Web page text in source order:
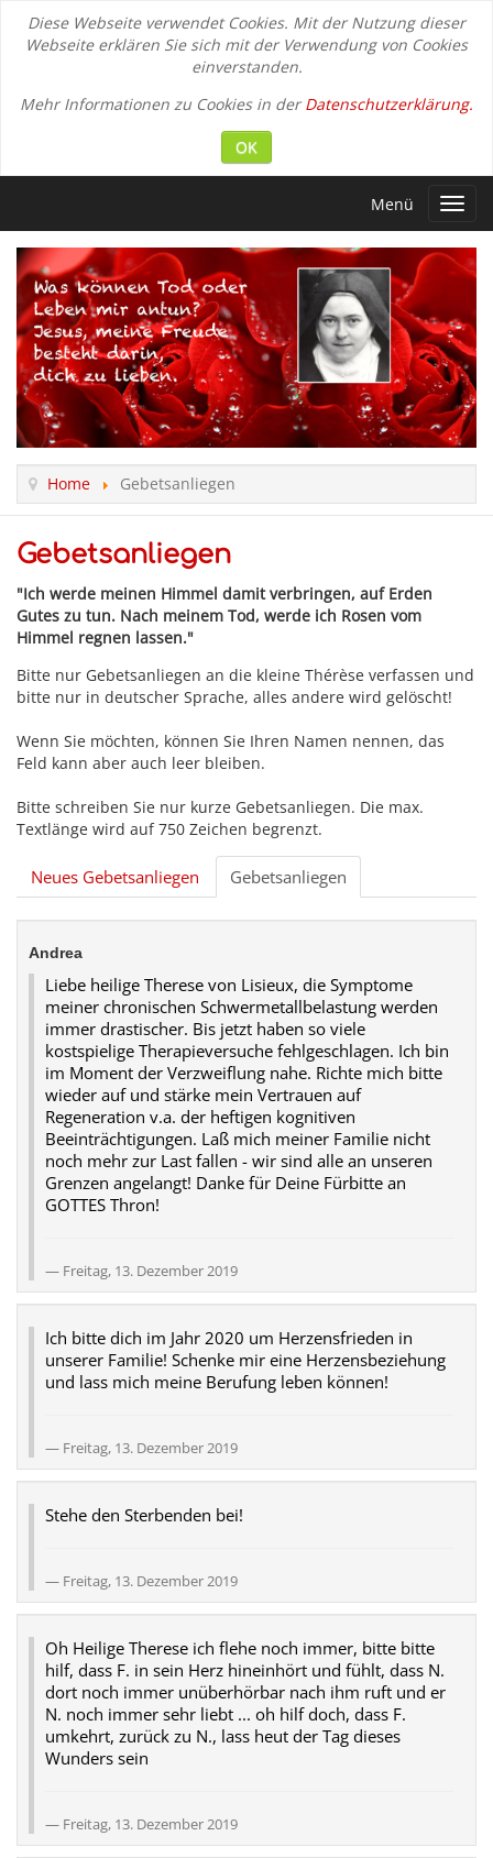
Diese Webseite verwendet Cookies. Mit der Nutzung dieser
Webseite erklären Sie sich mit der Verwendung von Cookies
einverstanden.
Mehr Informationen zu Cookies in derDatenschutzerklärung.
OK
Menü
Home Gebetsanliegen
Gebetsanliegen
"Ich werde meinen Himmel damit verbringen, auf Erden
Gutes zu tun. Nach meinem Tod, werde ich Rosen vom
Himmel regnen lassen."
Bitte nur Gebetsanliegen an die kleine Thérèse verfassen und
bitte nur in deutscher Sprache, alles andere wird gelöscht!
Wenn Sie möchten, können Sie Ihren Namen nennen, das
Feld kann aber auch leer bleiben.
Bitte schreiben Sie nur kurze Gebetsanliegen. Die max.
Textlänge wird auf 750 Zeichen begrenzt.
Neues Gebetsanliegen Gebetsanliegen
Andrea
Liebe heilige Therese von Lisieux, die Symptome
meiner chronischen Schwermetallbelastung werden
immer drastischer. Bis jetzt haben so viele
kostspielige Therapieversuche fehlgeschlagen. Ich bin
im Moment der Verzweiflung nahe. Richte mich bitte
wieder auf und stärke mein Vertrauen auf
Regeneration v.a. der heftigen kognitiven
Beeinträchtigungen. Laß mich meiner Familie nicht
noch mehr zur Last fallen - wir sind alle an unseren
Grenzen angelangt! Danke für Deine Fürbitte an
GOTTES Thron!
Freitag, 13. Dezember 2019
Ich bitte dich im Jahr 2020 um Herzensfrieden in
unserer Familie! Schenke mir eine Herzensbeziehung
und lass mich meine Berufung leben können!
Freitag, 13. Dezember 2019
Stehe den Sterbenden bei!
Freitag, 13. Dezember 2019
Oh Heilige Therese ich flehe noch immer, bitte bitte
hilf, dass F. in sein Herz hineinhört und fühlt, dass N.
dort noch immer unüberhörbar nach ihm ruft und er
N. noch immer sehr liebt ... oh hilf doch, dass F.
umkehrt, zurück zu N., lass heut der Tag dieses
Wunders sein
Freitag, 13. Dezember 2019